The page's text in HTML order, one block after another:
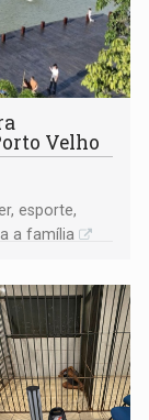
Velho
esporte,
a família